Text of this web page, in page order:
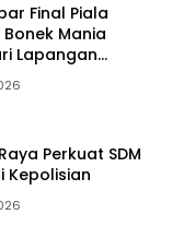
Final Piala
Mania
Lapangan
Perkuat SDM
Kepolisian